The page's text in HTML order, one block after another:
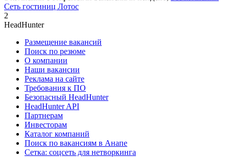
Сеть гостиниц Лотос
2
HeadHunter
Размещение вакансий
Поиск по резюме
О компании
Наши вакансии
Реклама на сайте
Требования к ПО
Безопасный HeadHunter
HeadHunter API
Партнерам
Инвесторам
Каталог компаний
Поиск по вакансиям в Анапе
Сетка: соцсеть для нетворкинга